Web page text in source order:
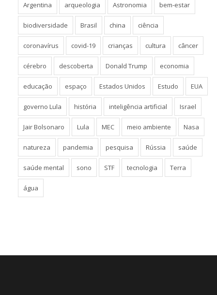
Argentina arqueologia Astronomia bem-estar
biodiversidade Brasil china ciência
coronavírus covid-19 crianças cultura câncer
cérebro descoberta Donald Trump economia
educação espaço Estados Unidos Estudo EUA
governo Lula história inteligência artificial Israel
Jair Bolsonaro Lula MEC meio ambiente Nasa
natureza pandemia pesquisa Rússia saúde
saúde mental sono STF tecnologia Terra
água